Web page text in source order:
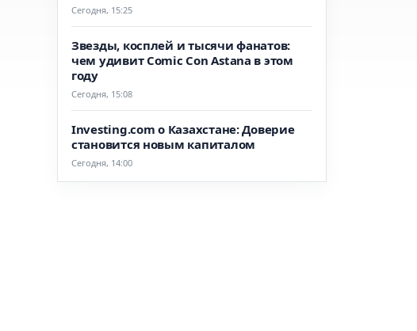
Сегодня, 15:25
Звезды, косплей и тысячи фанатов:
чем удивит Comic Con Astana в этом
году
Сегодня, 15:08
Investing.com о Казахстане: Доверие
становится новым капиталом
Сегодня, 14:00